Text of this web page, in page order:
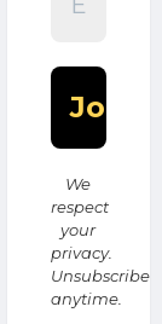
We
respect
your
privacy.
Unsubscribe
anytime.